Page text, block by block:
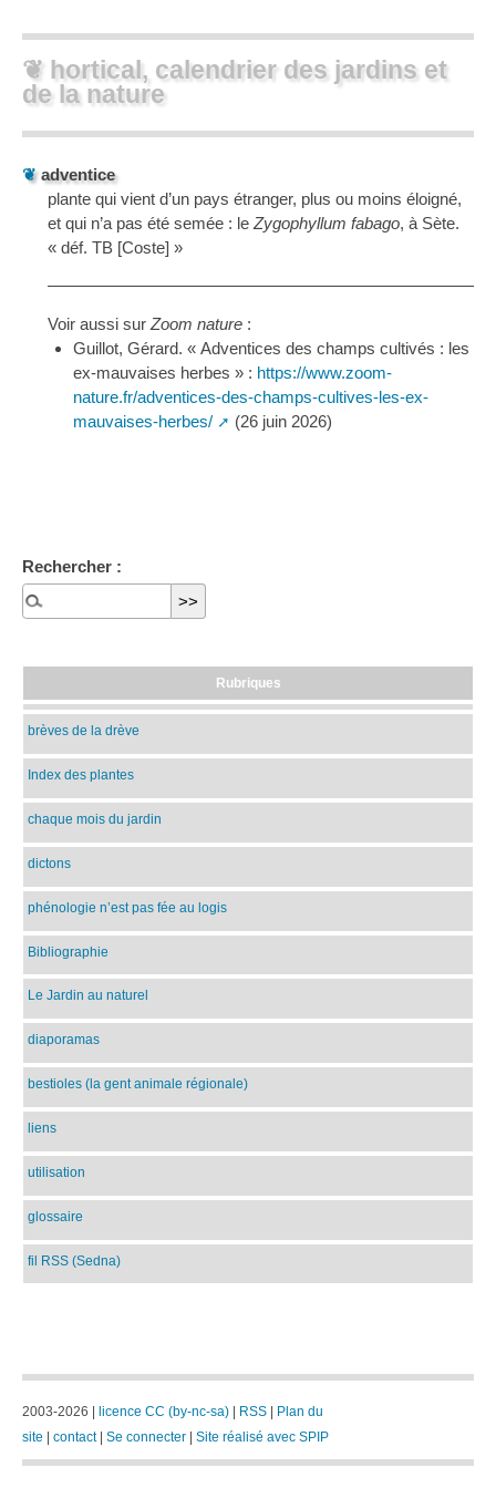
❦ hortical, calendrier des jardins et
de la nature
❦adventice
plante qui vient d’un pays étranger, plus ou moins éloigné,
et qui n’a pas été semée : le Zygophyllum fabago, à Sète.
« déf. TB [Coste] »
Voir aussi sur Zoom nature:
Guillot, Gérard. « Adventices des champs cultivés : les
ex-mauvaises herbes » : https://www.zoom-
nature.fr/adventices-des-champs-cultives-les-ex-
mauvaises-herbes/
(26 juin 2026)
Rechercher :
Rubriques
brèves de la drève
Index des plantes
chaque mois du jardin
dictons
phénologie n’est pas fée au logis
Bibliographie
Le Jardin au naturel
diaporamas
bestioles (la gent animale régionale)
liens
utilisation
glossaire
fil RSS (Sedna)
2003-2026 | licence CC (by-nc-sa) | RSS | Plan du
site | contact| Se connecter | Site réalisé avec SPIP